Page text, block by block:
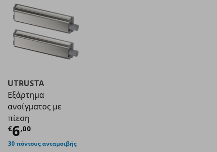
UTRUSTA
Εξάρτημα
ανοίγματος με
πίεση
€6,00
Τρέχουσα τιμή
30 πόντους ανταμοιβής